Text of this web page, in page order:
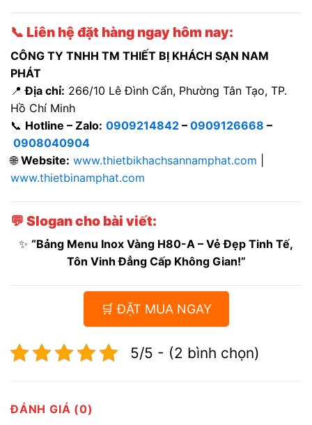
📞 Liên hệ đặt hàng ngay hôm nay:
CÔNG TY TNHH TM THIẾT BỊ KHÁCH SẠN NAM
PHÁT
📍Địa chỉ: 266/10 Lê Đình Cẩn, Phường Tân Tạo, TP.
Hồ Chí Minh
📞 Hotline – Zalo: 0909214842 – 0909126668 –
0908040904
🌐Website: www.thietbikhachsannamphat.com
www.thietbinamphat.com
💬 Slogan cho bài viết:
✨ “Bảng Menu Inox Vàng H80-A – Vẻ Đẹp Tinh Tế,
Tôn Vinh Đẳng Cấp Không Gian!”
🛒 ĐẶT MUA NGAY
5/5 - (2 bình chọn)
ĐÁNH GIÁ (0)